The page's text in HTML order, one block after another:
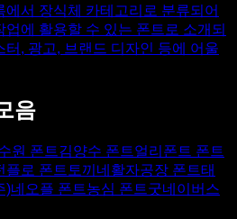
에서 장식체 카테고리로 분류되어
에 활용할 수 있는 폰트로 소개되
터, 광고, 브랜드 디자인 등에 어울
음
원 폰트김양수 폰트얼리폰트 폰트
플로 폰트 토끼네활자공장 폰트태
)네오플 폰트농심 폰트굿네이버스